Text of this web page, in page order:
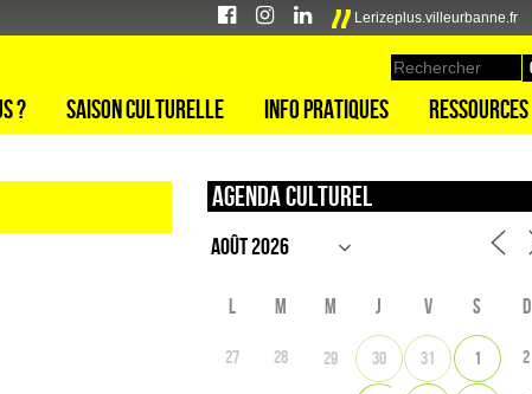
Lerizeplus.villeurbanne.fr
? Saison culturelle Info pratiques Ressources
Agenda culturel
L M M J V S D
27 28 29 30 31 1 2